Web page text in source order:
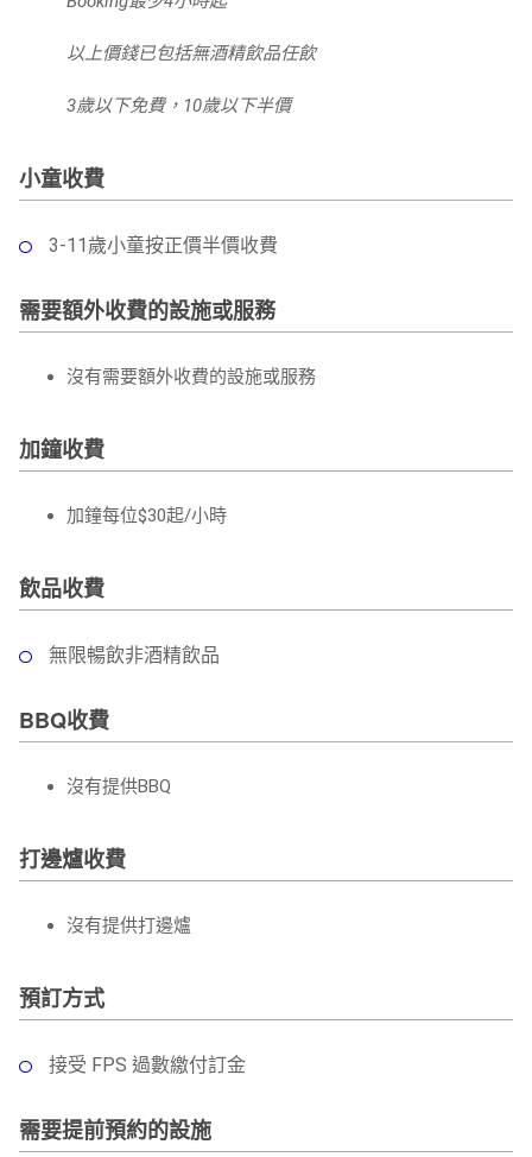
以上價錢已包括無酒精飲品任飲
3歲以下免費，10歲以下半價
小童收費
3-11歲小童按正價半價收費
需要額外收費的設施或服務
沒有需要額外收費的設施或服務
加鐘收費
加鐘每位$30起/小時
飲品收費
無限暢飲非酒精飲品
BBQ收費
沒有提供BBQ
打邊爐收費
沒有提供打邊爐
預訂方式
接受 FPS 過數繳付訂金
需要提前預約的設施